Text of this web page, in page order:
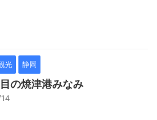
光 静岡
の焼津港みなみ